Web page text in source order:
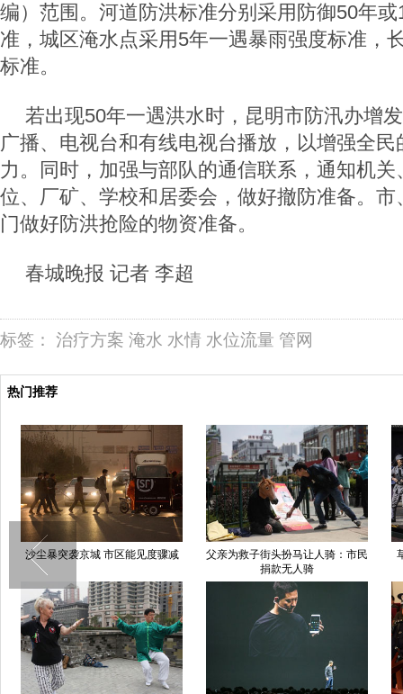
编）范围。河道防洪标准分别采用防御50年
准，城区淹水点采用5年一遇暴雨强度标准，
标准。
若出现50年一遇洪水时，昆明市防汛办增
广播、电视台和有线电视台播放，以增强全
力。同时，加强与部队的通信联系，通知机
位、厂矿、学校和居委会，做好撤防准备。
门做好防洪抢险的物资准备。
春城晚报 记者 李超
标签： 治疗方案 淹水 水情 水位流量 管网
热门推荐
沙尘暴突袭京城 市区能见度骤减
父亲为救子街头扮马让人骑：市民
捐款无人骑